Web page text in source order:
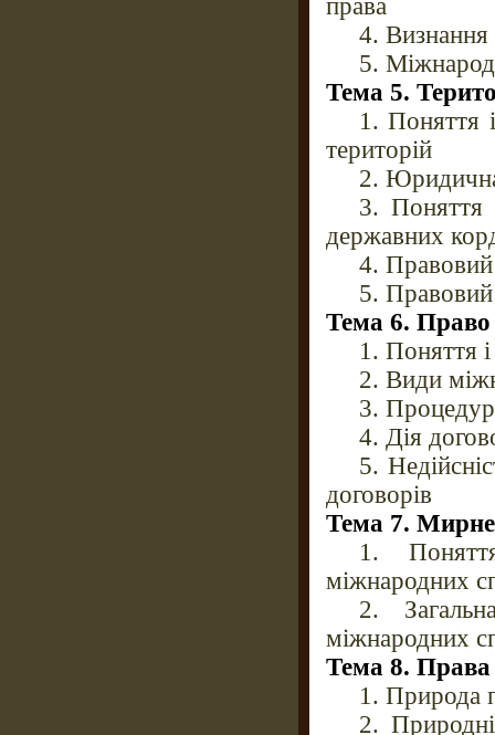
права
4. Визнання
5.
Тема 5.
1. Поняття
територій
2. Юридична
3. Поняття
державних
4.
5.
Тема 6. Право
1. Поняття
2. Види
3.
4. Дія
5.
договорів
Тема 7. Мирне
1.
міжнародних
2.
міжнародних
Тема 8. Права
1. Природа
2.